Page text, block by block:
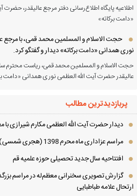
پایگاه اطلاع‌رسانی دفتر مرجع عالیقدر، حضرت
برکاته»
حجت الاسلام و المسلمین محمد قمی، با مرجع
همدانی «دامت برکاته» دیدار و گفتگو کرد.
الاسلام و المسلمین محمد قمی، ریاست محترم
حضرت آیت الله العظمی نوری همدانی «دامت
پربازدیدترین مطالب
دیدار حضرت آیت الله العظمی مكارم شیرازی با
مراسم عزاداری ماه محرم 1398 (هجری شمسی) - 1441 (هجری قمری)
افتتاحیه سال جدید تحصیلی حوزه علمیه قم
گزارش تصویری سخنرانی معظم‌له در مراسم
علامه طباطبایی